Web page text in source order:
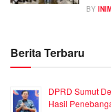
BY
Berita Terbaru
DPRD Sumut
Hasil